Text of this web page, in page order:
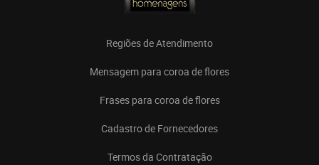
Regiões de Atendimento
Mensagem para coroa de flores
Frases para coroa de flores
Cadastro de Fornecedores
Termos da Contratação